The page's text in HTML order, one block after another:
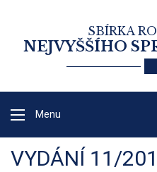
SBÍRKA
NEJVYŠŠÍHO
Menu
VYDÁNÍ 11/